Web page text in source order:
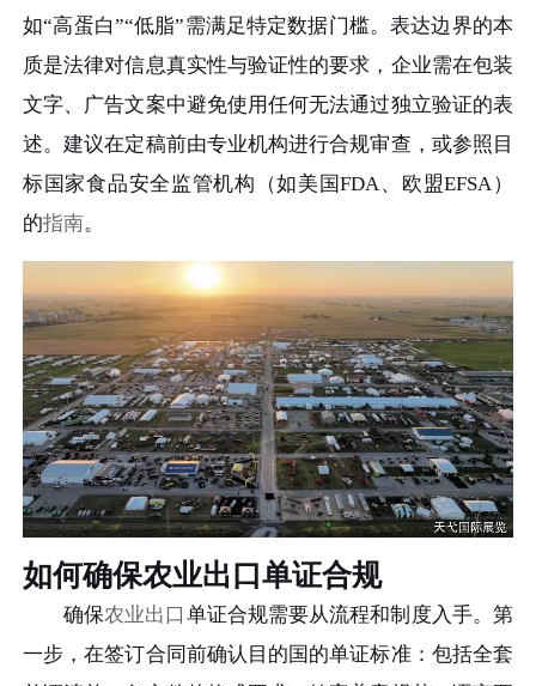
如“高蛋白”“低脂”需满足特定数据门槛。表达边界的本
质是法律对信息真实性与验证性的要求，企业需在包装
文字、广告文案中避免使用任何无法通过独立验证的表
述。建议在定稿前由专业机构进行合规审查，或参照目
标国家食品安全监管机构（如美国FDA、欧盟EFSA）
的指南。
如何确保农业出口单证合规
确保农业出口 单证合规需要从流程和制度入手。第
一步，在签订合同前确认目的国的单证标准：包括全套